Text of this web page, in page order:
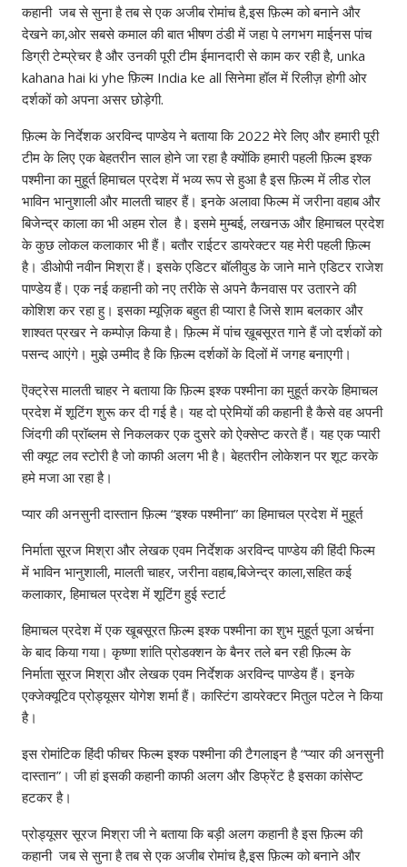
कहानी जब से सुना है तब से एक अजीब रोमांच है,इस फ़िल्म को बनाने और
देखने का,ओर सबसे कमाल की बात भीषण ठंडी में जहा पे लगभग माईनस पांच
डिग्री टेम्प्रेचर है और उनकी पूरी टीम ईमानदारी से काम कर रही है, unka
kahana hai ki yhe फ़िल्म India ke all सिनेमा हॉल में रिलीज़ होगी ओर
दर्शकों को अपना असर छोड़ेगी.
फ़िल्म के निर्देशक अरविन्द पाण्डेय ने बताया कि 2022 मेरे लिए और हमारी पूरी
टीम के लिए एक बेहतरीन साल होने जा रहा है क्योंकि हमारी पहली फ़िल्म इश्क
पश्मीना का मुहूर्त हिमाचल प्रदेश में भव्य रूप से हुआ है इस फ़िल्म में लीड रोल
भाविन भानुशाली और मालती चाहर हैं। इनके अलावा फिल्म में जरीना वहाब और
बिजेन्द्र काला का भी अहम रोल है। इसमे मुम्बई, लखनऊ और हिमाचल प्रदेश
के कुछ लोकल कलाकार भी हैं। बतौर राईटर डायरेक्टर यह मेरी पहली फ़िल्म
है। डीओपी नवीन मिश्रा हैं। इसके एडिटर बॉलीवुड के जाने माने एडिटर राजेश
पाण्डेय हैं। एक नई कहानी को नए तरीके से अपने कैनवास पर उतारने की
कोशिश कर रहा हु। इसका म्यूज़िक बहुत ही प्यारा है जिसे शाम बलकार और
शाश्वत प्रखर ने कम्पोज़ किया है। फ़िल्म में पांच ख़ूबसूरत गाने हैं जो दर्शकों को
पसन्द आएंगे। मुझे उम्मीद है कि फ़िल्म दर्शकों के दिलों में जगह बनाएगी।
ऎक्ट्रेस मालती चाहर ने बताया कि फ़िल्म इश्क पश्मीना का मुहूर्त करके हिमाचल
प्रदेश में शूटिंग शुरू कर दी गई है। यह दो प्रेमियों की कहानी है कैसे वह अपनी
जिंदगी की प्रॉब्लम से निकलकर एक दुसरे को ऐक्सेप्ट करते हैं। यह एक प्यारी
सी क्यूट लव स्टोरी है जो काफी अलग भी है। बेहतरीन लोकेशन पर शूट करके
हमे मजा आ रहा है।
प्यार की अनसुनी दास्तान फ़िल्म “इश्क पश्मीना” का हिमाचल प्रदेश में मुहूर्त
निर्माता सूरज मिश्रा और लेखक एवम निर्देशक अरविन्द पाण्डेय की हिंदी फिल्म
में भाविन भानुशाली, मालती चाहर, जरीना वहाब,बिजेन्द्र काला,सहित कई
कलाकार, हिमाचल प्रदेश में शूटिंग हुई स्टार्ट
हिमाचल प्रदेश में एक खूबसूरत फ़िल्म इश्क पश्मीना का शुभ मुहूर्त पूजा अर्चना
के बाद किया गया। कृष्णा शांति प्रोडक्शन के बैनर तले बन रही फ़िल्म के
निर्माता सूरज मिश्रा और लेखक एवम निर्देशक अरविन्द पाण्डेय हैं। इनके
एक्जेक्यूटिव प्रोड्यूसर योगेश शर्मा हैं। कास्टिंग डायरेक्टर मितुल पटेल ने किया
है।
इस रोमांटिक हिंदी फीचर फिल्म इश्क पश्मीना की टैगलाइन है “प्यार की अनसुनी
दास्तान”। जी हां इसकी कहानी काफी अलग और डिफ्रेंट है इसका कांसेप्ट
हटकर है।
प्रोड्यूसर सूरज मिश्रा जी ने बताया कि बड़ी अलग कहानी है इस फ़िल्म की
कहानी जब से सुना है तब से एक अजीब रोमांच है,इस फ़िल्म को बनाने और